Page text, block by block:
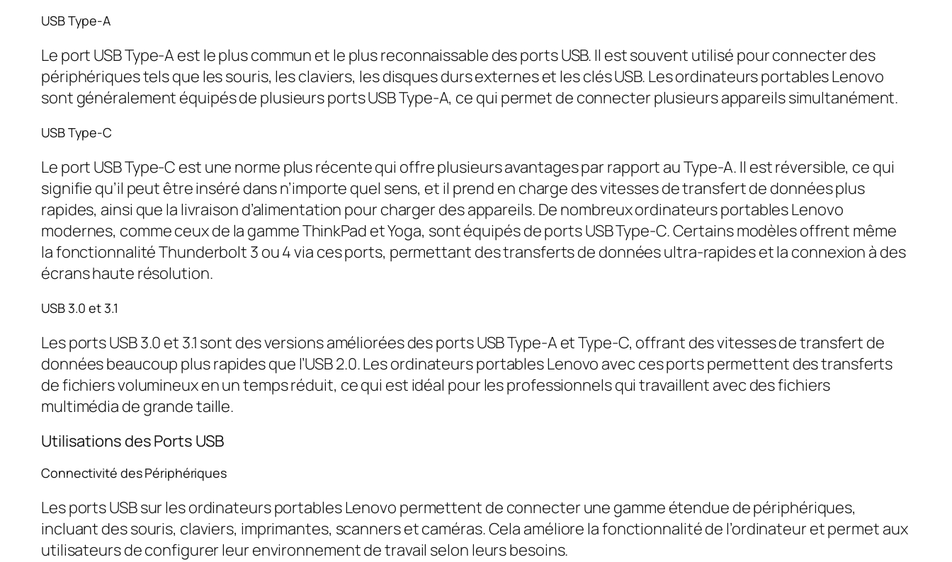
USB Type-A
Le port USB Type-A est le plus commun et le plus reconnaissable des ports USB. Il est souvent utilisé pour connecter des
périphériques tels que les souris, les claviers, les disques durs externes et les clés USB. Les ordinateurs portables Lenovo
sont généralement équipés de plusieurs ports USB Type-A, ce qui permet de connecter plusieurs appareils simultanément.
USB Type-C
Le port USB Type-C est une norme plus récente qui offre plusieurs avantages par rapport au Type-A. Il est réversible, ce qui
signifie qu’il peut être inséré dans n’importe quel sens, et il prend en charge des vitesses de transfert de données plus
rapides, ainsi que la livraison d’alimentation pour charger des appareils. De nombreux ordinateurs portables Lenovo
modernes, comme ceux de la gamme ThinkPad et Yoga, sont équipés de ports USB Type-C. Certains modèles offrent même
la fonctionnalité Thunderbolt 3 ou 4 via ces ports, permettant des transferts de données ultra-rapides et la connexion à des
écrans haute résolution.
USB 3.0 et 3.1
Les ports USB 3.0 et 3.1 sont des versions améliorées des ports USB Type-A et Type-C, offrant des vitesses de transfert de
données beaucoup plus rapides que l’USB 2.0. Les ordinateurs portables Lenovo avec ces ports permettent des transferts
de fichiers volumineux en un temps réduit, ce qui est idéal pour les professionnels qui travaillent avec des fichiers
multimédia de grande taille.
Utilisations des Ports USB
Connectivité des Périphériques
Les ports USB sur les ordinateurs portables Lenovo permettent de connecter une gamme étendue de périphériques,
incluant des souris, claviers, imprimantes, scanners et caméras. Cela améliore la fonctionnalité de l’ordinateur et permet aux
utilisateurs de configurer leur environnement de travail selon leurs besoins.